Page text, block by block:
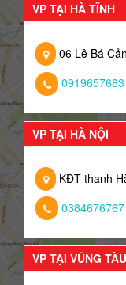
VP TẠI HÀ TĨNH
06 Lê Bá
0919657683
VP TẠI HÀ NỘI
KĐT thanh
0384676767
VP TẠI VŨNG TÀU